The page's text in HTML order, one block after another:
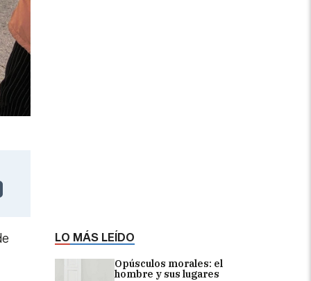
LO MÁS LEÍDO
Opúsculos morales: el
hombre y sus lugares